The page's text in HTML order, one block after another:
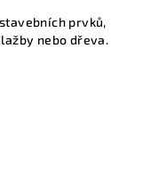
prvků,
nebo dřeva.